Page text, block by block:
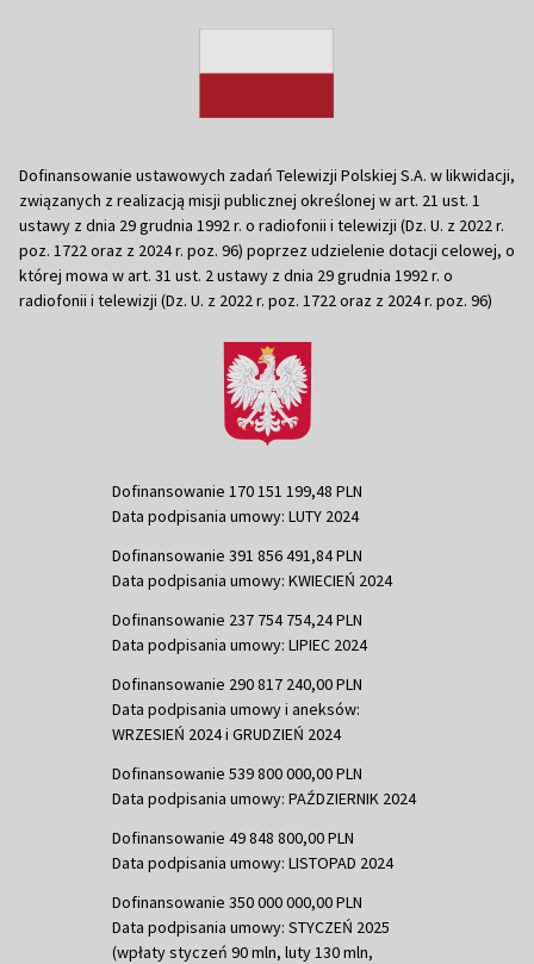
Dofinansowanie ustawowych zadań Telewizji Polskiej S.A. w likwidacji,
związanych z realizacją misji publicznej określonej w art. 21 ust. 1
ustawy z dnia 29 grudnia 1992 r. o radiofonii i telewizji (Dz. U. z 2022 r.
poz. 1722 oraz z 2024 r. poz. 96) poprzez udzielenie dotacji celowej, o
której mowa w art. 31 ust. 2 ustawy z dnia 29 grudnia 1992 r. o
radiofonii i telewizji (Dz. U. z 2022 r. poz. 1722 oraz z 2024 r. poz. 96)
Dofinansowanie 170 151 199,48 PLN
Data podpisania umowy: LUTY 2024
Dofinansowanie 391 856 491,84 PLN
Data podpisania umowy: KWIECIEŃ 2024
Dofinansowanie 237 754 754,24 PLN
Data podpisania umowy: LIPIEC 2024
Dofinansowanie 290 817 240,00 PLN
Data podpisania umowy i aneksów:
WRZESIEŃ 2024 i GRUDZIEŃ 2024
Dofinansowanie 539 800 000,00 PLN
Data podpisania umowy: PAŹDZIERNIK 2024
Dofinansowanie 49 848 800,00 PLN
Data podpisania umowy: LISTOPAD 2024
Dofinansowanie 350 000 000,00 PLN
Data podpisania umowy: STYCZEŃ 2025
(wpłaty styczeń 90 mln, luty 130 mln,